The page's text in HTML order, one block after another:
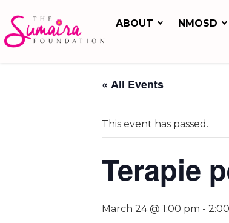
ABOUT NMOSD
« All Events
This event has passed.
Terapie
March 24 @ 1:00 pm -